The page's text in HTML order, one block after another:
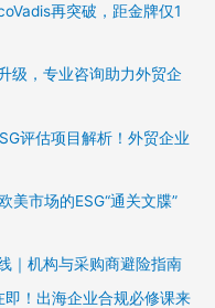
再突破，距金牌仅1
级，专业咨询助力外贸企
评估项目解析！外贸企业
美市场的ESG“通关文牒”
｜机构与采购商避险指南
！出海企业合规必修课来